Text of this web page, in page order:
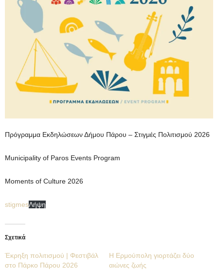
Πρόγραμμα Εκδηλώσεων Δήμου Πάρου – Στιγμές Πολιτισμού 2026
Municipality of Paros Events Program
Moments of Culture 2026
stigmesΛήψη
Σχετικά
Έκρηξη πολιτισμού | Φεστιβάλ
στο Πάρκο Πάρου 2026
Η Ερμούπολη γιορτάζει δύο
αιώνες ζωής